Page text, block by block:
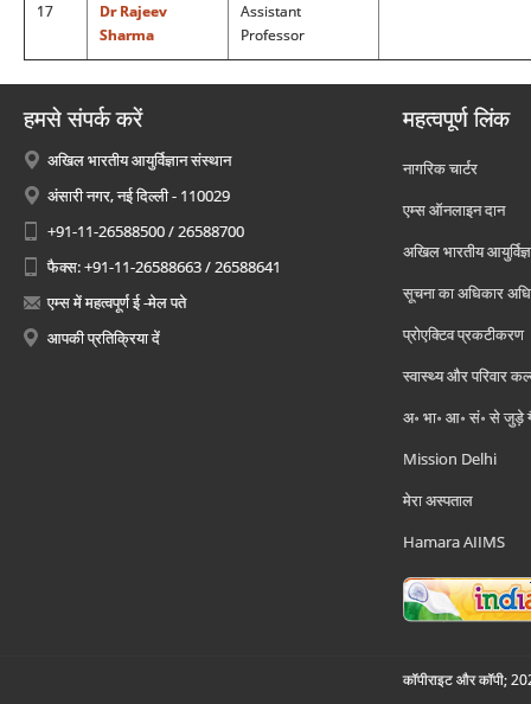
17
Dr Rajeev
Sharma
Assistant
Professor
हमसे संपर्क करें
अखिल भारतीय आयुर्विज्ञान संस्थान
अंसारी नगर, नई दिल्ली - 110029
+91-11-26588500 / 26588700
फैक्स: +91-11-26588663 / 26588641
एम्स में महत्वपूर्ण ई -मेल पते
आपकी प्रतिक्रिया दें
महत्वपूर्ण लिंक
नागरिक चार्टर
एम्स ऑनलाइन दान
अखिल भारतीय
सूचना का अधिकार
प्रोएक्टिव प्रकटीकरण
स्वास्थ्य और परिवार
अ॰ भा॰ आ॰ सं॰ से जुड़े
Mission Delhi
मेरा अस्पताल
Hamara AIIMS
कॉपीराइट और कॉपी;